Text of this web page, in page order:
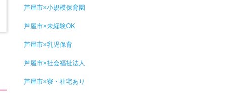
芦屋市×小規模保育園
芦屋市×未経験OK
芦屋市×乳児保育
芦屋市×社会福祉法人
芦屋市×寮・社宅あり